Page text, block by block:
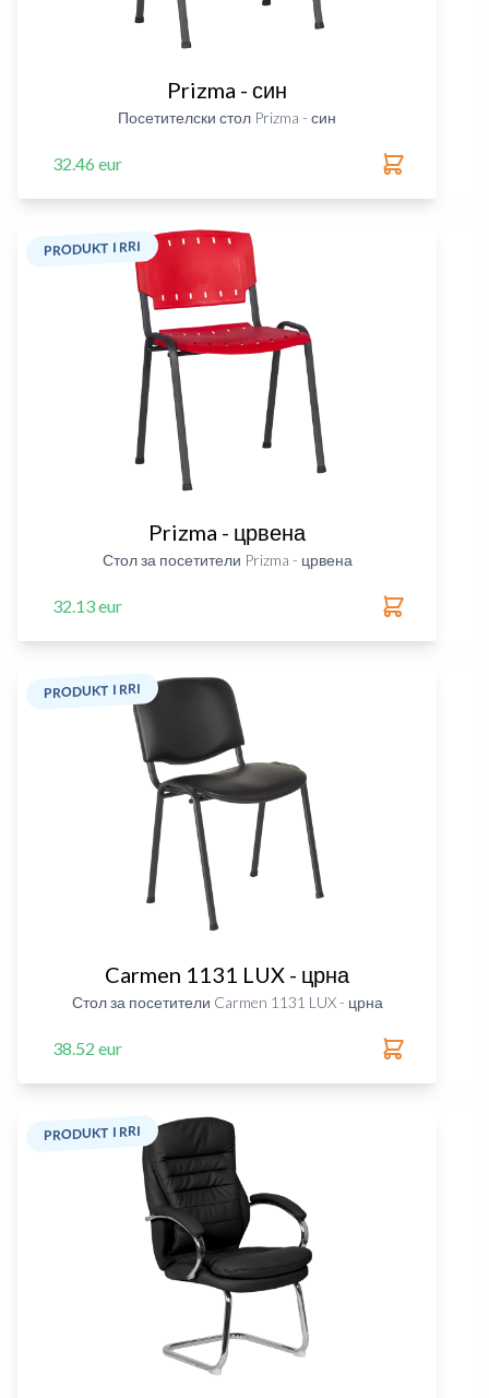
Prizma - син
Посетителски стол Prizma - син
32.46 eur
PRODUKT I RRI
Prizma - црвена
Стол за посетители Prizma - црвена
32.13 eur
PRODUKT I RRI
Carmen 1131 LUX - црна
Стол за посетители Carmen 1131 LUX - црна
38.52 eur
PRODUKT I RRI